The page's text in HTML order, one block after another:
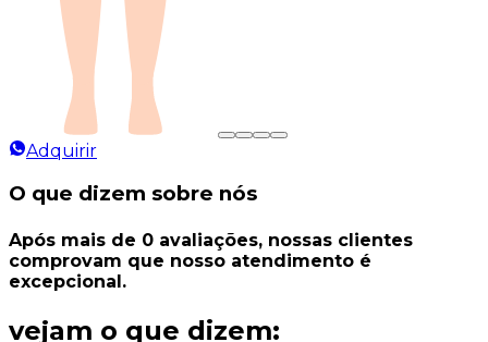
Adquirir
O que dizem sobre nós
Após mais de 0 avaliações, nossas clientes
comprovam que nosso atendimento é
excepcional.
vejam o que dizem: